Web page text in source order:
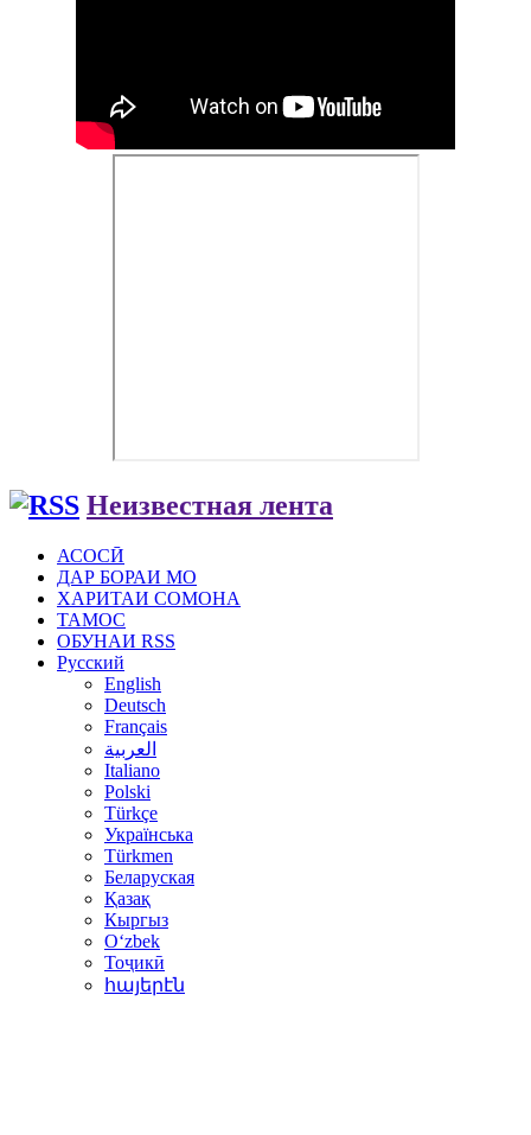
Неизвестная лента
АСОСӢ
ДАР БОРАИ МО
ХАРИТАИ СОМОНА
ТАМОС
ОБУНАИ RSS
Русский
English
Deutsch
Français
العربية
Italiano
Polski
Türkçe
Українська
Türkmen
Беларуская
Қазақ
Кыргыз
Oʻzbek
Тоҷикӣ
հայերէն